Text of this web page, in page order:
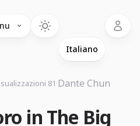
in The Big
81·Dante Chun